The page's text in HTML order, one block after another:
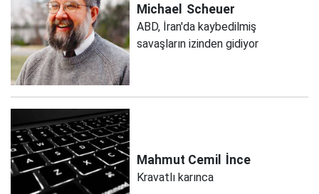
Michael Scheuer
ABD, İran'da kaybedilmiş
savaşların izinden gidiyor
Mahmut Cemil İnce
Kravatlı karınca